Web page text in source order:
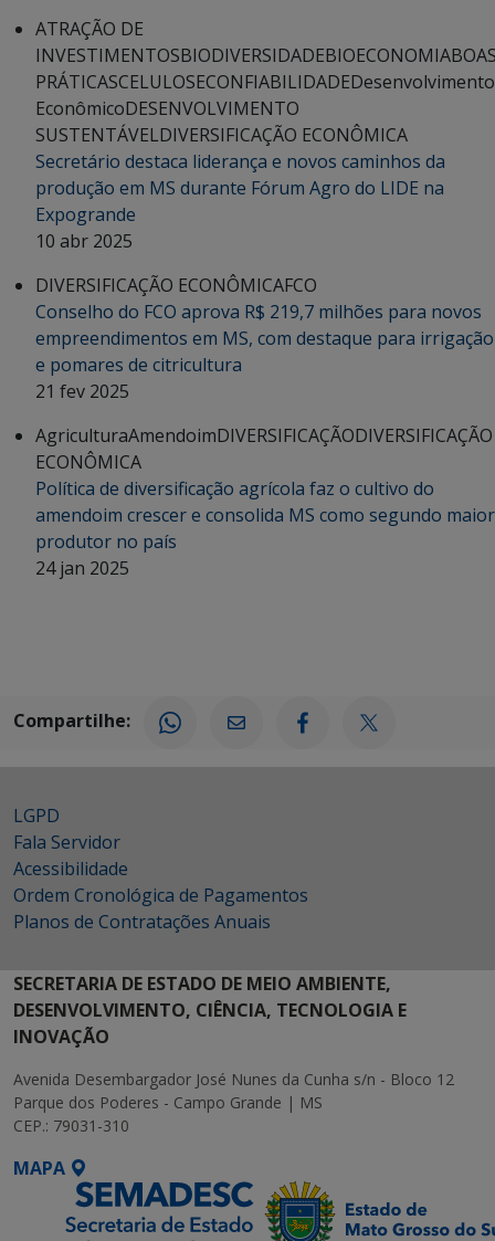
ATRAÇÃO DE
INVESTIMENTOSBIODIVERSIDADEBIOECONOMIA
PRÁTICASCELULOSECONFIABILIDADEDesenvolvimento
EconômicoDESENVOLVIMENTO
SUSTENTÁVELDIVERSIFICAÇÃO ECONÔMICA
Secretário destaca liderança e novos caminhos da
produção em MS durante Fórum Agro do LIDE na
Expogrande
10 abr 2025
DIVERSIFICAÇÃO ECONÔMICAFCO
Conselho do FCO aprova R$ 219,7 milhões para novos
empreendimentos em MS, com destaque para irrigação
e pomares de citricultura
21 fev 2025
AgriculturaAmendoimDIVERSIFICAÇÃODIVERSIFICAÇÃO
ECONÔMICA
Política de diversificação agrícola faz o cultivo do
amendoim crescer e consolida MS como segundo maior
produtor no país
24 jan 2025
Compartilhe:
LGPD
Fala Servidor
Acessibilidade
Ordem Cronológica de Pagamentos
Planos de Contratações Anuais
SECRETARIA DE ESTADO DE MEIO AMBIENTE,
DESENVOLVIMENTO, CIÊNCIA, TECNOLOGIA E
INOVAÇÃO
Avenida Desembargador José Nunes da Cunha s/n - Bloco 12
Parque dos Poderes - Campo Grande | MS
CEP.: 79031-310
MAPA